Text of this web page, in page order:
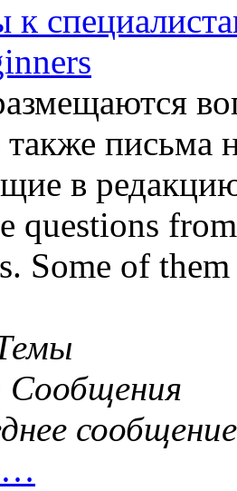
к
письма
в
questions
Some of
Сообщения
сообщение